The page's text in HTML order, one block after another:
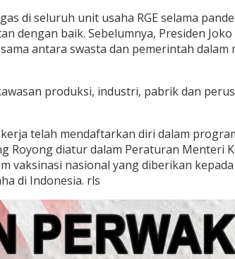
di seluruh unit usaha RGE selama
baik. Sebelumnya, Presiden
antara swasta dan pemerintah
produksi, industri, pabrik dan
telah mendaftarkan diri dalam
diatur dalam Peraturan Menteri
nasional yang diberikan
di Indonesia. rls